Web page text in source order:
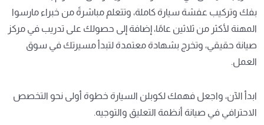
بفك وتركيب عفشة سيارة كاملة، وتتعلم مباشرةً من خبراء مارسوا
المهنة لأكثر من ثلاثين عامًا، إضافة إلى حصولك على تدريب في مركز
صيانة حقيقي، وتخرج بشهادة معتمدة لتبدأ مسيرتك في سوق
العمل.
ابدأ الآن، واجعل فهمك لكوبلن السيارة خطوة أولى نحو التخصص
الاحترافي في صيانة أنظمة التعليق والتوجيه.